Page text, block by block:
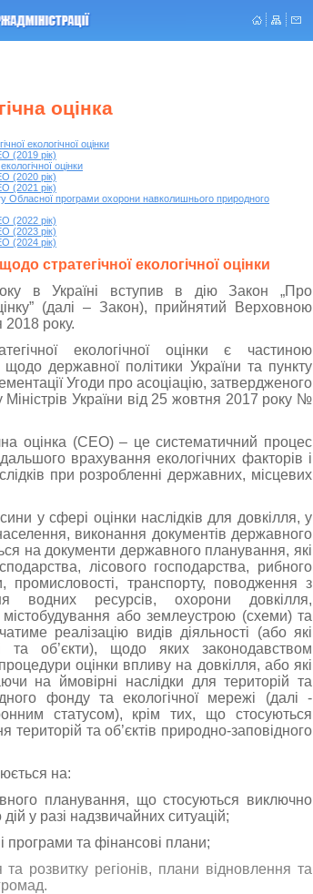
оцінка
екологічної оцінки
(2019 рік)
оцінки
(2020 рік)
(2021 рік)
Обласної програми охорони навколишнього природного
(2022 рік)
(2023 рік)
(2024 рік)
стратегічної екологічної оцінки
в Україні вступив в дію Закон „Про
(далі – Закон), прийнятий Верховною
2018 року.
екологічної оцінки є частиною
державної політики України та пункту
Угоди про асоціацію, затвердженого
України від 25 жовтня 2017 року №
оцінка (СЕО) – це систематичний процес
врахування екологічних факторів і
при розробленні державних, місцевих
у сфері оцінки наслідків для довкілля, у
виконання документів державного
на документи державного планування, які
лісового господарства, рибного
промисловості, транспорту, поводження з
водних ресурсів, охорони довкілля,
містобудування або землеустрою (схеми) та
реалізацію видів діяльності (або які
та об’єкти), щодо яких законодавством
оцінки впливу на довкілля, або які
на ймовірні наслідки для територій та
фонду та екологічної мережі (далі -
статусом), крім тих, що стосуються
та об’єктів природно-заповідного
на:
планування, що стосуються виключно
у разі надзвичайних ситуацій;
та фінансові плани;
розвитку регіонів, плани відновлення та